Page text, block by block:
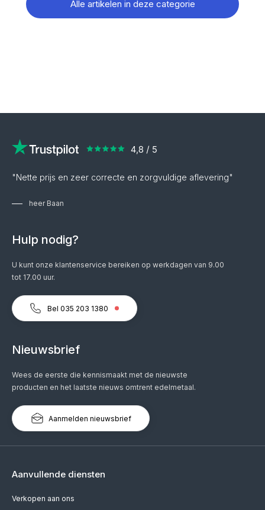
Alle artikelen in deze categorie
"Nette prijs en zeer correcte en zorgvuldige aflevering"
heer Baan
Hulp nodig?
U kunt onze klantenservice bereiken op werkdagen van 9.00
tot 17.00 uur.
Bel 035 203 1380
Nieuwsbrief
Wees de eerste die kennismaakt met de nieuwste
producten en het laatste nieuws omtrent edelmetaal.
Aanmelden nieuwsbrief
Aanvullende diensten
Verkopen aan ons